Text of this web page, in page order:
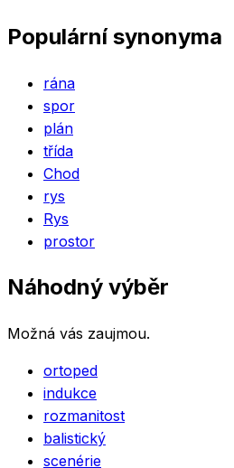
Populární synonyma
rána
spor
plán
třída
Chod
rys
Rys
prostor
Náhodný výběr
Možná vás zaujmou.
ortoped
indukce
rozmanitost
balistický
scenérie